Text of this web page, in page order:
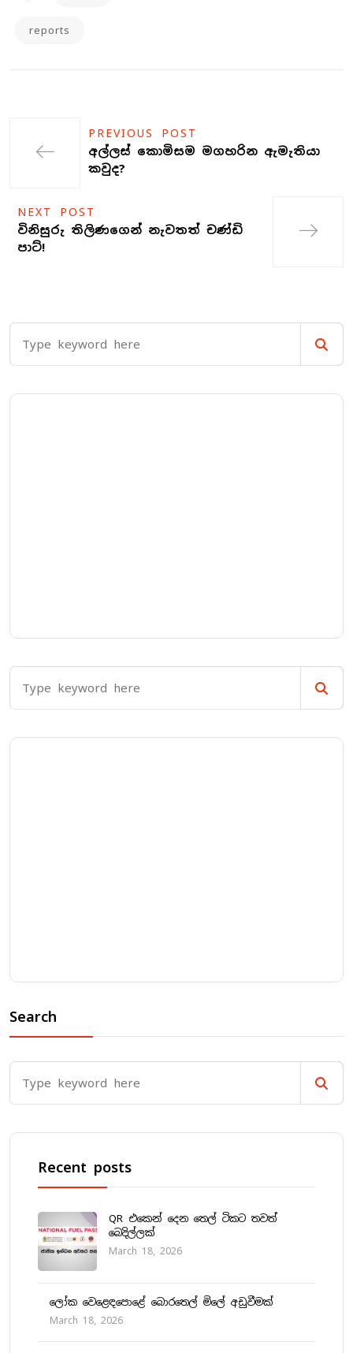
reports
PREVIOUS POST
අල්ලස් කොමිසම මගහරින ඇමැතියා
කවුද?
NEXT POST
විනිසුරු තිලිණගෙන් නැවතත් චණ්ඩි
පාට්!
Search
Recent posts
QR එකෙන් දෙන තෙල් ටිකට තවත්
බෙදිල්ලක්
March 18, 2026
ලෝක වෙළෙඳපොළේ බොරතෙල් මිලේ අඩුවීමක්
March 18, 2026